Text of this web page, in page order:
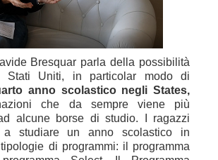
Bresquar parla della possibilità
Stati Uniti, in particolar modo di
anno scolastico negli States,
che da sempre viene più
alcune borse di studio. I ragazzi
a studiare un anno scolastico in
di programmi: il programma